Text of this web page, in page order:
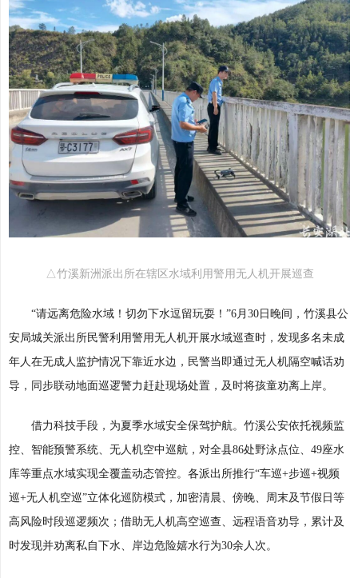
△竹溪新洲派出所在辖区水域利用警用无人机开展巡查
“请远离危险水域！切勿下水逗留玩耍！”6月30日晚间，竹溪县公
安局城关派出所民警利用警用无人机开展水域巡查时，发现多名未成
年人在无成人监护情况下靠近水边，民警当即通过无人机隔空喊话劝
导，同步联动地面巡逻警力赶赴现场处置，及时将孩童劝离上岸。
借力科技手段，为夏季水域安全保驾护航。竹溪公安依托视频监
控、智能预警系统、无人机空中巡航，对全县86处野泳点位、49座水
库等重点水域实现全覆盖动态管控。各派出所推行“车巡+步巡+视频
巡+无人机空巡”立体化巡防模式，加密清晨、傍晚、周末及节假日等
高风险时段巡逻频次；借助无人机高空巡查、远程语音劝导，累计及
时发现并劝离私自下水、岸边危险嬉水行为30余人次。